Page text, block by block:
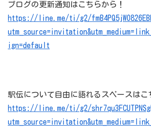
ブログの更新通知はこちらから！
https://line.me/ti/g2/
ign=default
駅伝について自由に語れるスペースはこ
https://line.me/ti/g2/